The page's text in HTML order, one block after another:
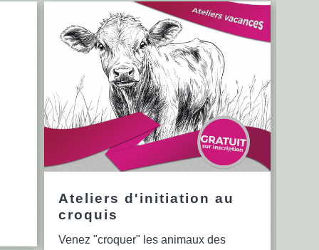
Ateliers d'initiation au
croquis
Venez "croquer" les animaux des